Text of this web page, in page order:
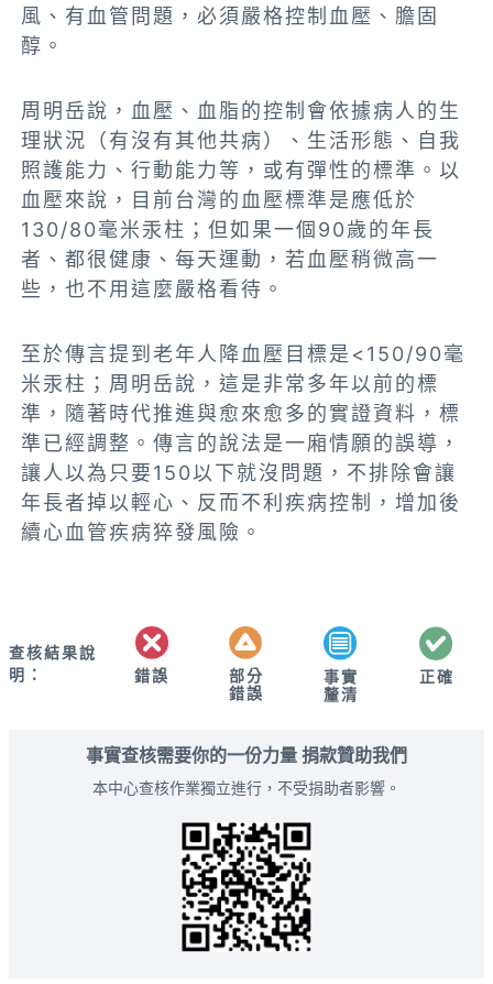
風、有血管問題，必須嚴格控制血壓、膽固
醇。
周明岳說，血壓、血脂的控制會依據病人的生
理狀況（有沒有其他共病）、生活形態、自我
照護能力、行動能力等，或有彈性的標準。以
血壓來說，目前台灣的血壓標準是應低於
130/80毫米汞柱；但如果一個90歲的年長
者、都很健康、每天運動，若血壓稍微高一
些，也不用這麼嚴格看待。
至於傳言提到老年人降血壓目標是<150/90毫
米汞柱；周明岳說，這是非常多年以前的標
準，隨著時代推進與愈來愈多的實證資料，標
準已經調整。傳言的說法是一廂情願的誤導，
讓人以為只要150以下就沒問題，不排除會讓
年長者掉以輕心、反而不利疾病控制，增加後
續心血管疾病猝發風險。
查核結果說
明：
錯誤
部分
錯誤
事實
釐清
正確
事實查核需要你的一份力量 捐款贊助我們
本中心查核作業獨立進行，不受捐助者影響。